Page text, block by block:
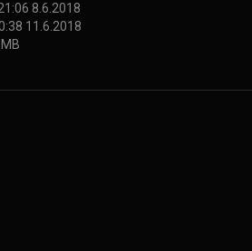
8.6.2018
11.6.2018